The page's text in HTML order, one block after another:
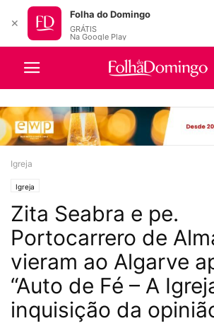
Igreja
Igreja
Zita Seabra e pe.
Portocarrero de
vieram ao Algarve
“Auto de Fé – A
inquisição da
✕
Folha do Domingo
GRÁTIS
Na Google Play